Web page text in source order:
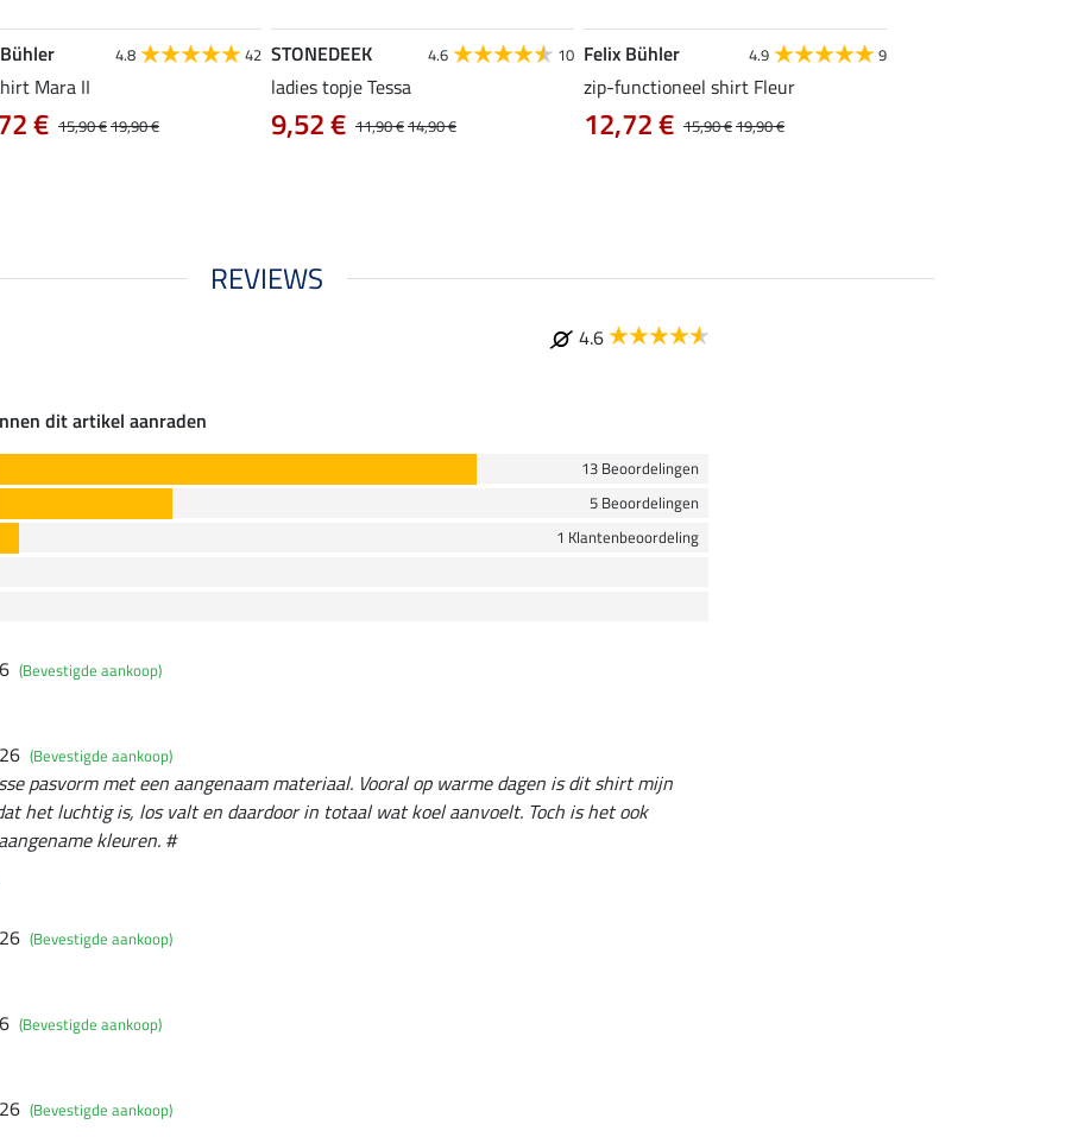
4.8 42
Mara II
15,90 €19,90 €
€
STONEDEEK 4.6 10
ladies topje Tessa
11,90 €14,90 €
9,52 €
Felix Bühler 4.9 9
zip-functioneel shirt Fleur
15,90 €19,90 €
12,72 €
REVIEWS
4.6
dit artikel aanraden
13 Beoordelingen
5 Beoordelingen
1 Klantenbeoordeling
(Bevestigde aankoop)
(Bevestigde aankoop)
pasvorm met een aangenaam materiaal. Vooral op warme dagen is dit shirt mijn
het luchtig is, los valt en daardoor in totaal wat koel aanvoelt. Toch is het ook
kleuren. #
(Bevestigde aankoop)
(Bevestigde aankoop)
(Bevestigde aankoop)